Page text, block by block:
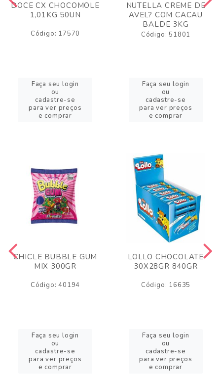
DOCE CX CHOCOMOLE
1,01KG 50UN
Código: 17570
Faça seu login
ou
cadastre-se
para ver preços
e comprar
NUTELLA CREME DE
AVEL? COM CACAU
BALDE 3KG
Código: 51801
Faça seu login
ou
cadastre-se
para ver preços
e comprar
CHICLE BUBBLE GUM
MIX 300GR
Código: 40194
Faça seu login
ou
cadastre-se
para ver preços
e comprar
LOLLO CHOCOLATE
30X28GR 840GR
Código: 16635
Faça seu login
ou
cadastre-se
para ver preços
e comprar